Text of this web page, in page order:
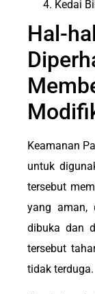
Kedai
Hal-
Keamanan
untuk
tersebut
yang aman,
dibuka dan
tersebut
tidak terduga.